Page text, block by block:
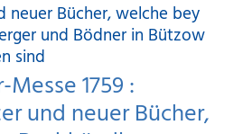
neuer Bücher, welche bey
und Bödner in Bützow
sind
1759 :
und neuer Bücher,